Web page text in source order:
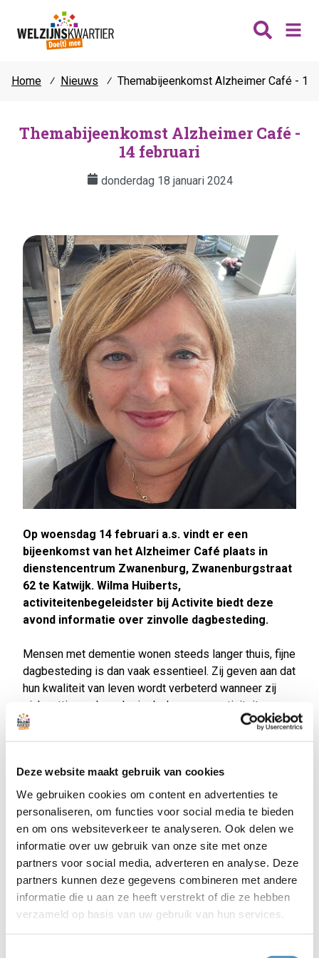
Deze website maakt gebruik van cookies
We gebruiken cookies om content en advertenties te
personaliseren, om functies voor social media te bieden
en om ons websiteverkeer te analyseren. Ook delen we
informatie over uw gebruik van onze site met onze
partners voor social media, adverteren en analyse. Deze
partners kunnen deze gegevens combineren met andere
informatie die u aan ze heeft verstrekt of die ze hebben
verzameld op basis van uw gebruik van hun services.
Noordwijk
Teylingen
Vrijwilligers
Fit & vitaal
Mantelzorg
Verhuur
Contact
Home ⁄ Nieuws ⁄ Themabijeenkomst Alzheimer Café - 14
Themabijeenkomst Alzheimer Café -
14 februari
donderdag 18 januari 2024
Op woensdag 14 februari a.s. vindt er een
bijeenkomst van het Alzheimer Café plaats in
dienstencentrum Zwanenburg, Zwanenburgstraat
62 te Katwijk. Wilma Huiberts,
activiteitenbegeleidster bij Activite biedt deze
avond informatie over zinvolle dagbesteding.
Mensen met dementie wonen steeds langer thuis, fijne
dagbesteding is dan vaak essentieel. Zij geven aan dat
hun kwaliteit van leven wordt verbeterd wanneer zij
zich nuttig voelen, plezier beleven aan activiteiten en
sociale contacten. Dat is niet alleen voor mensen met
dementie van belang. Mensen die vanaf het begin
meedoen en stellen het moment dat er extra zorg
nodig is uit. Dit betekent dat het aantal zorgarme jaren
wordt vergroot. Wilma neemt u mee hoe zinvolle
dagbesteding eruitziet en welk positief effect dit kan
hebben. Inloop vanaf 19.00 uur. Start programma 19.30
uur. De bijeenkomst eindigt tussen 21.15 uur en 21.30
uur. Aanmelden is niet nodig en de toegang is gratis.
Alzheimer Café Katwijk is een ontmoetingspunt voor